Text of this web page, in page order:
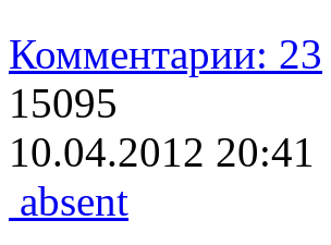
Комментарии: 23
15095
10.04.2012 20:41
absent